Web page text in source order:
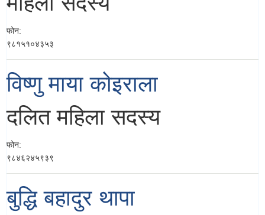
फोन:
९८१५१०४३५३
विष्णु माया कोइराला
दलित महिला सदस्य
फोन:
९८४६२४५९३९
बुद्धि बहादुर थापा